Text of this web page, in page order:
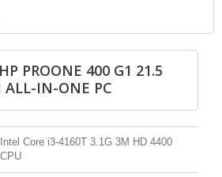
PROONE 400 G1 21.5
ALL-IN-ONE PC
Intel Core i3-4160T 3.1G 3M HD 4400
CPU